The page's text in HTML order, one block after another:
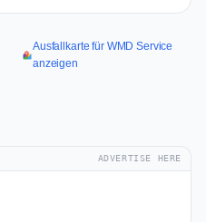
Ausfallkarte für WMD Service
anzeigen
ADVERTISE HERE